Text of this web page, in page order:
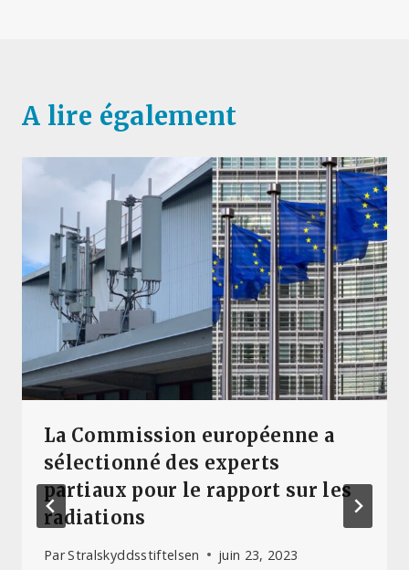
A lire également
La Commission européenne a
sélectionné des experts
partiaux pour le rapport sur les
radiations
ParStralskyddsstiftelsen juin 23, 2023